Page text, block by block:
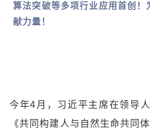
算法突破等多项行业应用首创！
献力量！
今年4月，习近平主席在领导
《共同构建人与自然生命共同